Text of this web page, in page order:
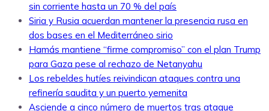
sin corriente hasta un 70 % del país
Siria y Rusia acuerdan mantener la presencia rusa en
dos bases en el Mediterráneo sirio
Hamás mantiene “firme compromiso” con el plan Trump
para Gaza pese al rechazo de Netanyahu
Los rebeldes hutíes reivindican ataques contra una
refinería saudita y un puerto yemenita
Asciende a cinco número de muertos tras ataque